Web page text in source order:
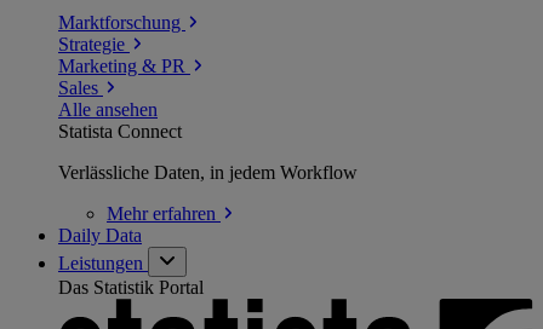
Marktforschung
Strategie
Marketing & PR
Sales
Alle ansehen
Statista Connect
Verlässliche Daten, in jedem Workflow
Mehrerfahren
Daily Data
Leistungen
Das Statistik Portal